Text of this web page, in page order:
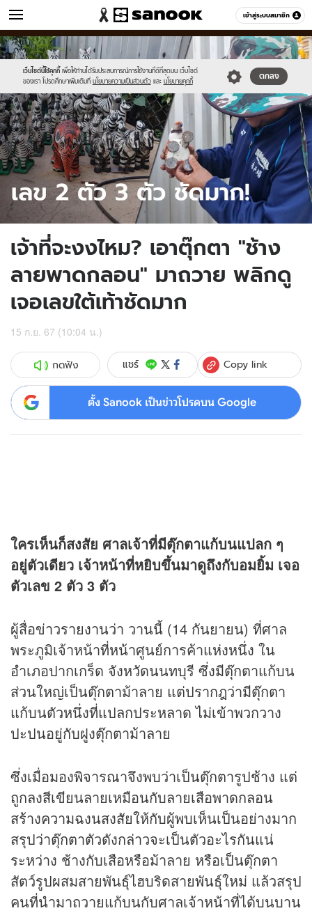
เข้าสู่ระบบสมาชิก
ข่าว หมวดอื่นๆ
เว็บไซต์นี้ใช้คุกกี้ เพื่อให้ท่านได้รับประสบการณ์การใช้งานที่ดีที่สุดบน เว็บไซต์
ของเรา โปรดศึกษาเพิ่มเติมที่ นโยบายความเป็นส่วนตัว และ นโยบายคุกกี้
ตกลง
Sanook
//s.isanook.com/sr/0/images/logo-
new-
sanook.png
600
60
//s.isanook.com/ns/0/ud/1912/9562354/
เจ้าที่จะงงไหม? เอาตุ๊กตา "ช้าง
ลายพาดกลอน" มาถวาย พลิกดู
เจอเลขใต้เท้าชัดมาก
15 ก.ย. 67 (10:04 น.)
กดฟัง แชร์ Copy link
ตั้ง Sanook เป็นข่าวโปรดบน Google
ใครเห็นก็สงสัย ศาลเจ้าที่มีตุ๊กตาแก้บนแปลก ๆ
อยู่ตัวเดียว เจ้าหน้าที่หยิบขึ้นมาดูถึงกับอมยิ้ม เจอ
ตัวเลข 2 ตัว 3 ตัว
ผู้สื่อข่าวรายงานว่า วานนี้ (14 กันยายน) ที่ศาล
พระภูมิเจ้าหน้าที่หน้าศูนย์การค้าแห่งหนึ่ง ใน
อำเภอปากเกร็ด จังหวัดนนทบุรี ซึ่งมีตุ๊กตาแก้บน
ส่วนใหญ่เป็นตุ๊กตาม้าลาย แต่ปรากฎว่ามีตุ๊กตา
แก้บนตัวหนึ่งที่แปลกประหลาด ไม่เข้าพวกวาง
ปะปนอยู่กับฝูงตุ๊กตาม้าลาย
ซึ่งเมื่อมองพิจารณาจึงพบว่าเป็นตุ๊กตารูปช้าง แต่
ถูกลงสีเขียนลายเหมือนกับลายเสือพาดกลอน
สร้างความฉงนสงสัยให้กับผู้พบเห็นเป็นอย่างมาก
สรุปว่าตุ๊กตาตัวดังกล่าวจะเป็นตัวอะไรกันแน่
ระหว่าง ช้างกับเสือหรือม้าลาย หรือเป็นตุ๊กตา
สัตว์รูปผสมสายพันธุ์ไฮบริดสายพันธุ์ใหม่ แล้วสรุป
คนที่นำมาถวายแก้บนกับศาลเจ้าหน้าที่ได้บนบาน